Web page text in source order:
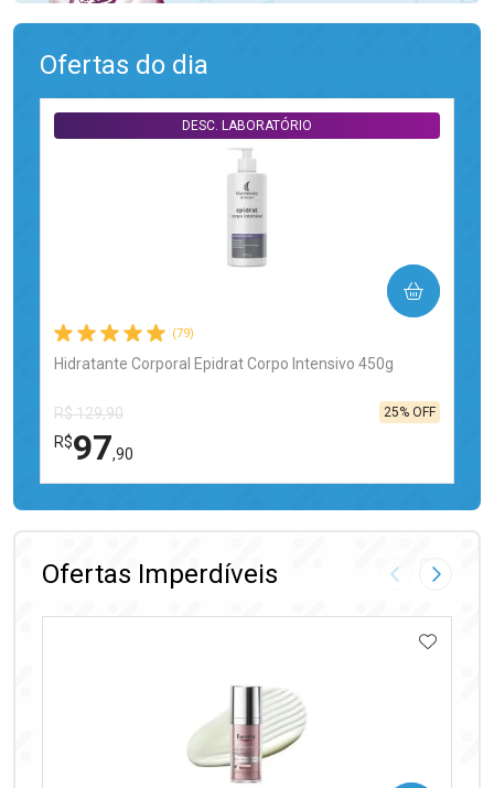
Ofertas do dia
(79)
Hidratante Corporal Epidrat Corpo Intensivo 450g
DESC. LABORATÓRIO
R$ 129,90
R$97,90
25% OFF
COMPRAR
FECHAR
FECHAR
Ofertas Imperdíveis Imagem